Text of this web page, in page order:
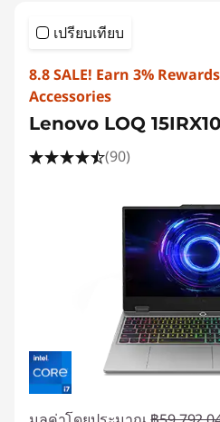
เปรียบเทียบ
8.8 SALE! Earn 3%
Accessories
Lenovo LOQ 15IRX10
(90)